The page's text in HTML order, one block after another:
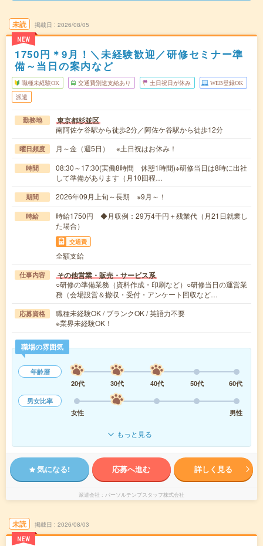
未読
NEW
掲載日 2026/08/05
1750円＊9月！＼未経験歓迎／研修セミナー準
備～当日の案内など
職種未経験OK 交通費別途支給あり 土日祝日が休み WEB登録OK
派遣
勤務地 東京都杉並区
南阿佐ケ谷駅から徒歩2分／阿佐ケ谷駅から徒歩12分
曜日頻度 月～金（週5日） ※土日祝はお休み！
時間
08:30～17:30(実働8時間 休憩1時間)※研修当日は8時に出社
して準備があります（月10回程…
期間 2026年09月上旬～長期 ※9月～！
時給
時給1750円 ◆月収例：29万4千円＋残業代（月21日就業し
た場合）
交通費
全額支給
仕事内容 その他営業・販売・サービス系
○研修の準備業務（資料作成・印刷など）○研修当日の運営業
務（会場設営＆撤収・受付・アンケート回収など…
応募資格
職種未経験OK / ブランクOK / 英語力不要
※業界未経験OK！
職場の雰囲気
年齢層
20代
30代 40代 50代
60代
男女比率
女性
男性
もっと見る
気になる! 応募へ進む 詳しく見る
派遣会社 パーソルテンプスタッフ株式会社
未読
NEW
掲載日 2026/08/03